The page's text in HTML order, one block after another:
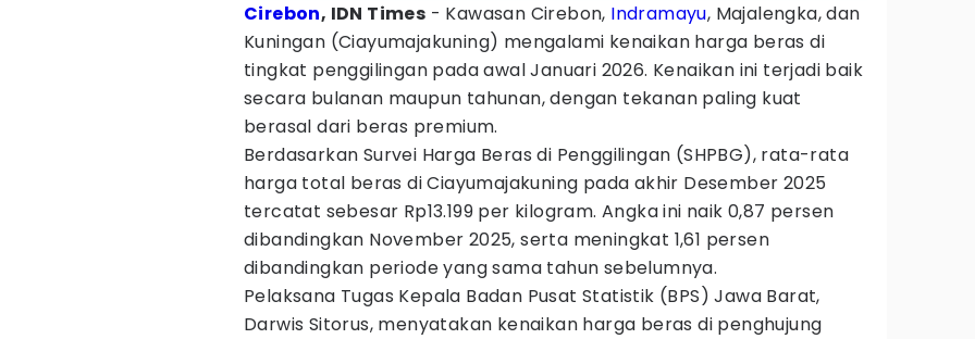
Cirebon, IDN Times - Kawasan Cirebon, Indramayu, Majalengka, dan
Kuningan (Ciayumajakuning) mengalami kenaikan harga beras di
tingkat penggilingan pada awal Januari 2026. Kenaikan ini terjadi baik
secara bulanan maupun tahunan, dengan tekanan paling kuat
berasal dari beras premium.
Berdasarkan Survei Harga Beras di Penggilingan (SHPBG), rata-rata
harga total beras di Ciayumajakuning pada akhir Desember 2025
tercatat sebesar Rp13.199 per kilogram. Angka ini naik 0,87 persen
dibandingkan November 2025, serta meningkat 1,61 persen
dibandingkan periode yang sama tahun sebelumnya.
Pelaksana Tugas Kepala Badan Pusat Statistik (BPS) Jawa Barat,
Darwis Sitorus, menyatakan kenaikan harga beras di penghujung